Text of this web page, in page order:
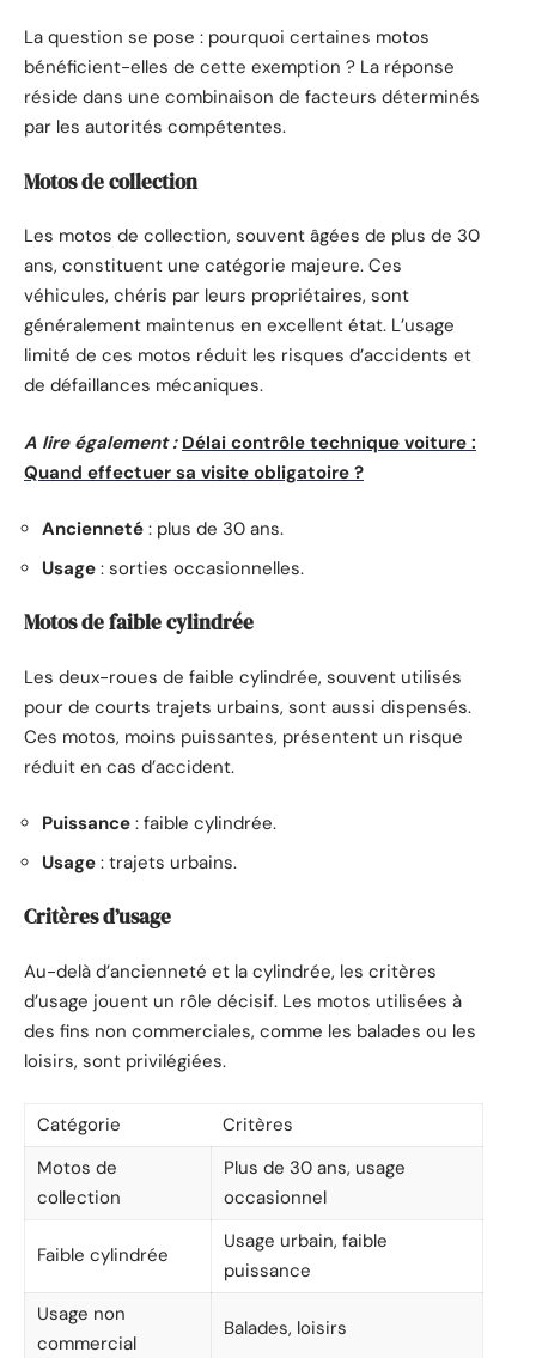
La question se pose : pourquoi certaines motos
bénéficient-elles de cette exemption ? La réponse
réside dans une combinaison de facteurs déterminés
par les autorités compétentes.
Motos de collection
Les motos de collection, souvent âgées de plus de 30
ans, constituent une catégorie majeure. Ces
véhicules, chéris par leurs propriétaires, sont
généralement maintenus en excellent état. L’usage
limité de ces motos réduit les risques d’accidents et
de défaillances mécaniques.
A lire également : Délai contrôle technique voiture :
Quand effectuer sa visite obligatoire ?
Ancienneté : plus de 30 ans.
Usage : sorties occasionnelles.
Motos de faible cylindrée
Les deux-roues de faible cylindrée, souvent utilisés
pour de courts trajets urbains, sont aussi dispensés.
Ces motos, moins puissantes, présentent un risque
réduit en cas d’accident.
Puissance : faible cylindrée.
Usage : trajets urbains.
Critères d’usage
Au-delà d’ancienneté et la cylindrée, les critères
d’usage jouent un rôle décisif. Les motos utilisées à
des fins non commerciales, comme les balades ou les
loisirs, sont privilégiées.
Catégorie
Critères
Motos de
collection
Plus de 30 ans, usage
occasionnel
Faible cylindrée
Usage urbain, faible
puissance
Usage non
commercial
Balades, loisirs